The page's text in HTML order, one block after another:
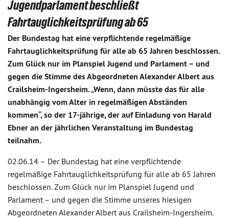
Jugendparlament beschließt
Fahrtauglichkeitsprüfung ab 65
Der Bundestag hat eine verpflichtende regelmäßige
Fahrtauglichkeitsprüfung für alle ab 65 Jahren beschlossen.
Zum Glück nur im Planspiel Jugend und Parlament – und
gegen die Stimme des Abgeordneten Alexander Albert aus
Crailsheim-Ingersheim. „Wenn, dann müsste das für alle
unabhängig vom Alter in regelmäßigen Abständen
kommen“, so der 17-jährige, der auf Einladung von Harald
Ebner an der jährlichen Veranstaltung im Bundestag
teilnahm.
02.06.14 – Der Bundestag hat eine verpflichtende
regelmäßige Fahrtauglichkeitsprüfung für alle ab 65 Jahren
beschlossen. Zum Glück nur im Planspiel Jugend und
Parlament – und gegen die Stimme unseres hiesigen
Abgeordneten Alexander Albert aus Crailsheim-Ingersheim.